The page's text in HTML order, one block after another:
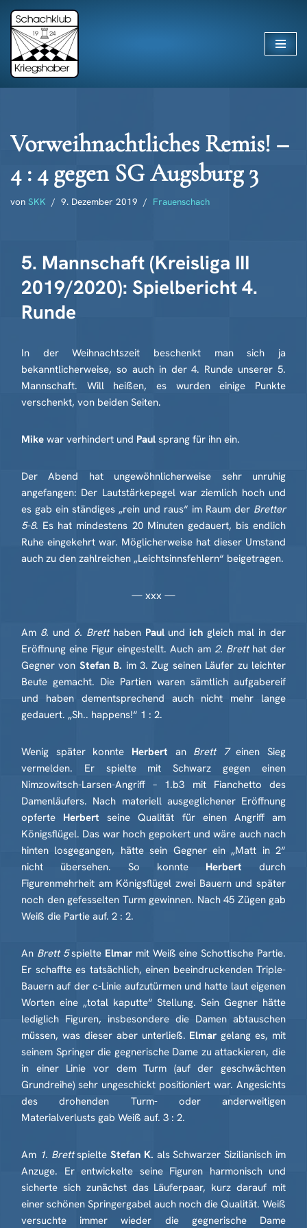
Zum
Inhalt
springen
Vorweihnachtliches Remis! –
4 : 4 gegen SG Augsburg 3
von SKK 9. Dezember 2019 Frauenschach
5. Mannschaft (Kreisliga III
2019/2020): Spielbericht 4.
Runde
In der Weihnachtszeit beschenkt man sich ja
bekanntlicherweise, so auch in der 4. Runde unserer 5.
Mannschaft. Will heißen, es wurden einige Punkte
verschenkt, von beiden Seiten.
Mike war verhindert und Paul sprang für ihn ein.
Der Abend hat ungewöhnlicherweise sehr unruhig
angefangen: Der Lautstärkepegel war ziemlich hoch und
es gab ein ständiges „rein und raus“ im Raum der Bretter
5-8. Es hat mindestens 20 Minuten gedauert, bis endlich
Ruhe eingekehrt war. Möglicherweise hat dieser Umstand
auch zu den zahlreichen „Leichtsinnsfehlern“ beigetragen.
— xxx —
Am 8. und 6. Bretthaben Paulundich gleich mal in der
Eröffnung eine Figur eingestellt. Auch am 2. Bretthat der
Gegner von Stefan B. im 3. Zug seinen Läufer zu leichter
Beute gemacht. Die Partien waren sämtlich aufgabereif
und haben dementsprechend auch nicht mehr lange
gedauert. „Sh.. happens!“ 1 : 2.
Wenig später konnte Herbert an Brett 7einen Sieg
vermelden. Er spielte mit Schwarz gegen einen
Nimzowitsch-Larsen-Angriff – 1.b3 mit Fianchetto des
Damenläufers. Nach materiell ausgeglichener Eröffnung
opferte Herbert seine Qualität für einen Angriff am
Königsflügel. Das war hoch gepokert und wäre auch nach
hinten losgegangen, hätte sein Gegner ein „Matt in 2“
nicht übersehen. So konnte Herbert durch
Figurenmehrheit am Königsflügel zwei Bauern und später
noch den gefesselten Turm gewinnen. Nach 45 Zügen gab
Weiß die Partie auf. 2 : 2.
An Brett 5spielte Elmar mit Weiß eine Schottische Partie.
Er schaffte es tatsächlich, einen beeindruckenden Triple-
Bauern auf der c-Linie aufzutürmen und hatte laut eigenen
Worten eine „total kaputte“ Stellung. Sein Gegner hätte
lediglich Figuren, insbesondere die Damen abtauschen
müssen, was dieser aber unterließ. Elmar gelang es, mit
seinem Springer die gegnerische Dame zu attackieren, die
in einer Linie vor dem Turm (auf der geschwächten
Grundreihe) sehr ungeschickt positioniert war. Angesichts
des drohenden Turm- oder anderweitigen
Materialverlusts gab Weiß auf. 3 : 2.
Am 1. BrettspielteStefan K. als Schwarzer Sizilianisch im
Anzuge. Er entwickelte seine Figuren harmonisch und
sicherte sich zunächst das Läuferpaar, kurz darauf mit
einer schönen Springergabel auch noch die Qualität. Weiß
versuchte immer wieder die gegnerische Dame